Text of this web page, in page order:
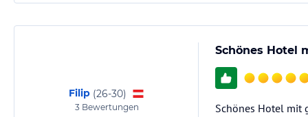
Filip (26-30)
3Bewertungen
Schönes Hotel
Schönes Hotel mit